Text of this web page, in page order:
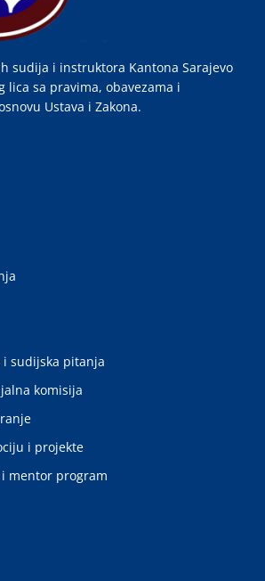
sudija i instruktora Kantona Sarajevo
lica sa pravima, obavezama i
Ustava i Zakona.
i sudijska pitanja
komisija
i projekte
mentor program